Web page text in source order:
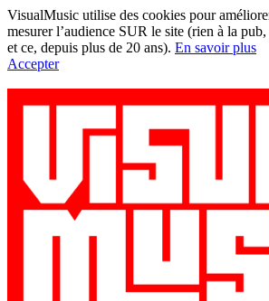
VisualMusic utilise des cookies pour
mesurer l’audience SUR le site (rien à la
et ce, depuis plus de 20 ans). En savoir plus
Accepter